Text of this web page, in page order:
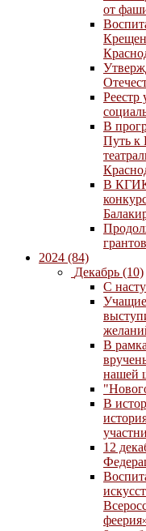
от
Реестр
В
Путь к
В
2024 (84)
Декабрь (10)
С
В
нашей
В
12